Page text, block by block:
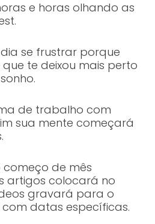
e horas olhando as
se frustrar porque
te deixou mais perto
de trabalho com
sua mente começará
começo de mês
artigos colocará no
gravará para o
datas específicas.